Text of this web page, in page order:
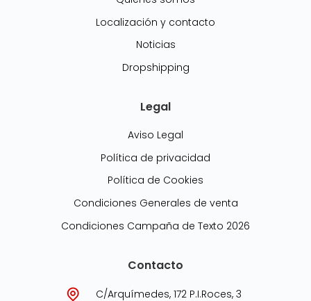
Localización y contacto
Noticias
Dropshipping
Legal
Aviso Legal
Política de privacidad
Política de Cookies
Condiciones Generales de venta
Condiciones Campaña de Texto 2026
Contacto
C/Arquímedes, 172 P.I.Roces, 3